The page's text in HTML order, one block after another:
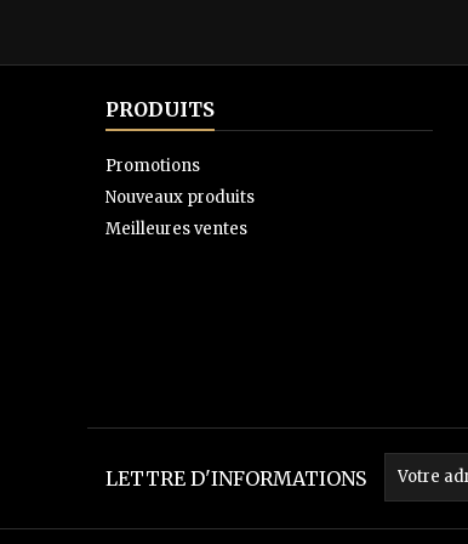
PRODUITS
Promotions
Nouveaux produits
Meilleures ventes
LETTRE D'INFORMATIONS